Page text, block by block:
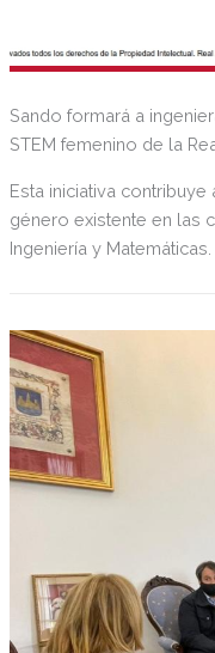
Sando formará a
STEM femenino de la
Esta iniciativa
género existente en las
Ingeniería y Matemáticas.